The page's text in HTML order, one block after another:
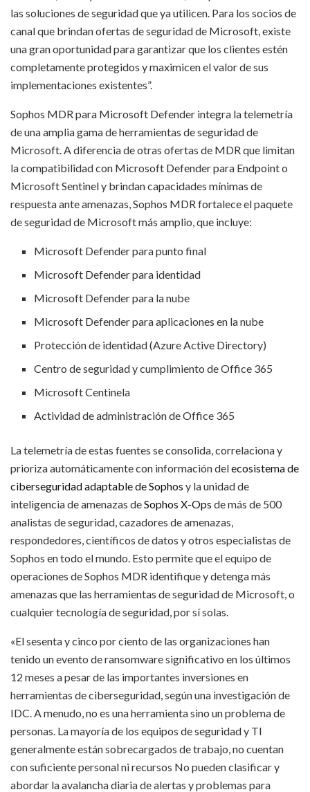
las soluciones de seguridad que ya utilicen. Para los socios de
canal que brindan ofertas de seguridad de Microsoft, existe
una gran oportunidad para garantizar que los clientes estén
completamente protegidos y maximicen el valor de sus
implementaciones existentes”.
Sophos MDR para Microsoft Defender integra la telemetría
de una amplia gama de herramientas de seguridad de
Microsoft. A diferencia de otras ofertas de MDR que limitan
la compatibilidad con Microsoft Defender para Endpoint o
Microsoft Sentinel y brindan capacidades mínimas de
respuesta ante amenazas, Sophos MDR fortalece el paquete
de seguridad de Microsoft más amplio, que incluye:
Microsoft Defender para punto final
Microsoft Defender para identidad
Microsoft Defender para la nube
Microsoft Defender para aplicaciones en la nube
Protección de identidad (Azure Active Directory)
Centro de seguridad y cumplimiento de Office 365
Microsoft Centinela
Actividad de administración de Office 365
La telemetría de estas fuentes se consolida, correlaciona y
prioriza automáticamente con información delecosistema de
ciberseguridad adaptable de Sophos y la unidad de
inteligencia de amenazas deSophos X-Ops de más de 500
analistas de seguridad, cazadores de amenazas,
respondedores, científicos de datos y otros especialistas de
Sophos en todo el mundo. Esto permite que el equipo de
operaciones de Sophos MDR identifique y detenga más
amenazas que las herramientas de seguridad de Microsoft, o
cualquier tecnología de seguridad, por sí solas.
«El sesenta y cinco por ciento de las organizaciones han
tenido un evento de ransomware significativo en los últimos
12 meses a pesar de las importantes inversiones en
herramientas de ciberseguridad, según una investigación de
IDC. A menudo, no es una herramienta sino un problema de
personas. La mayoría de los equipos de seguridad y TI
generalmente están sobrecargados de trabajo, no cuentan
con suficiente personal ni recursos No pueden clasificar y
abordar la avalancha diaria de alertas y problemas para